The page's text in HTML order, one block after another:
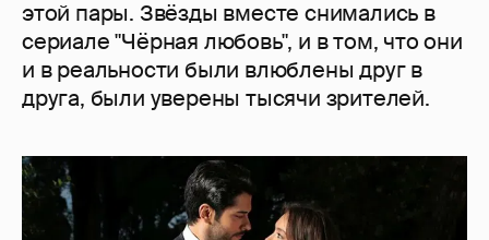
этой пары. Звёзды вместе снимались в
сериале "Чёрная любовь", и в том, что они
и в реальности были влюблены друг в
друга, были уверены тысячи зрителей.